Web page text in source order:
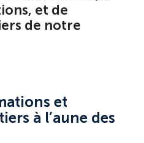
et de
de notre
et
à l’aune des